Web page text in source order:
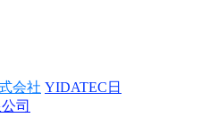
会社 YIDATEC日
司